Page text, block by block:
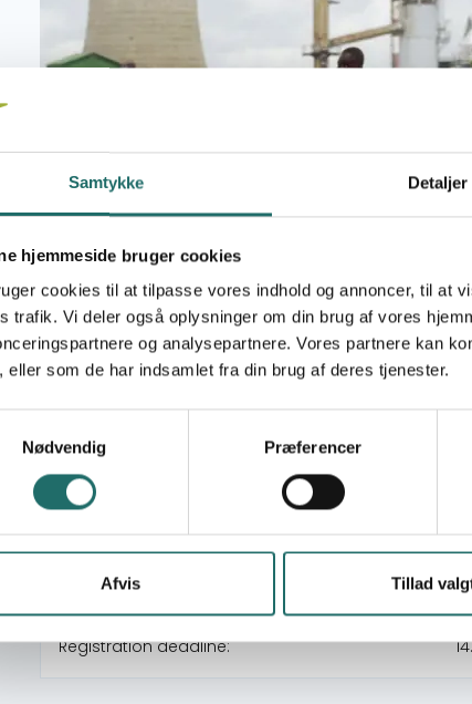
Samtykke Detaljer
hjemmeside bruger cookies
cookies til at tilpasse vores indhold og annoncer, til at
trafik. Vi deler også oplysninger om din brug af vores
og analysepartnere. Vores partnere kan
eller som de har indsamlet fra din brug af deres tjenester.
Nødvendig
Præferencer
Afvis Tillad
Time Schedule:
Venue:
Available places:
Registration deadline: